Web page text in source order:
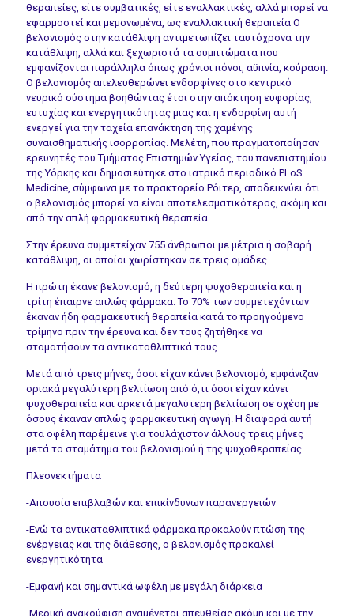
θεραπείες, είτε συμβατικές, είτε εναλλακτικές, αλλά μπορεί να
εφαρμοστεί και μεμονωμένα, ως εναλλακτική θεραπεία Ο
βελονισμός στην κατάθλιψη αντιμετωπίζει ταυτόχρονα την
κατάθλιψη, αλλά και ξεχωριστά τα συμπτώματα που
εμφανίζονται παράλληλα όπως χρόνιοι πόνοι, αϋπνία, κούραση.
Ο βελονισμός απελευθερώνει ενδορφίνες στο κεντρικό
νευρικό σύστημα βοηθώντας έτσι στην απόκτηση ευφορίας,
ευτυχίας και ενεργητικότητας μιας και η ενδορφίνη αυτή
ενεργεί για την ταχεία επανάκτηση της χαμένης
συναισθηματικής ισορροπίας. Mελέτη, που πραγματοποίησαν
ερευνητές του Τμήματος Επιστημών Υγείας, του πανεπιστημίου
της Υόρκης και δημοσιεύτηκε στο ιατρικό περιοδικό PLoS
Medicine, σύμφωνα με το πρακτορείο Ρόιτερ, αποδεικνύει ότι
ο βελονισμός μπορεί να είναι αποτελεσματικότερος, ακόμη και
από την απλή φαρμακευτική θεραπεία.
Στην έρευνα συμμετείχαν 755 άνθρωποι με μέτρια ή σοβαρή
κατάθλιψη, οι οποίοι χωρίστηκαν σε τρεις ομάδες.
Η πρώτη έκανε βελονισμό, η δεύτερη ψυχοθεραπεία και η
τρίτη έπαιρνε απλώς φάρμακα. Το 70% των συμμετεχόντων
έκαναν ήδη φαρμακευτική θεραπεία κατά το προηγούμενο
τρίμηνο πριν την έρευνα και δεν τους ζητήθηκε να
σταματήσουν τα αντικαταθλιπτικά τους.
Μετά από τρεις μήνες, όσοι είχαν κάνει βελονισμό, εμφάνιζαν
οριακά μεγαλύτερη βελτίωση από ό,τι όσοι είχαν κάνει
ψυχοθεραπεία και αρκετά μεγαλύτερη βελτίωση σε σχέση με
όσους έκαναν απλώς φαρμακευτική αγωγή. Η διαφορά αυτή
στα οφέλη παρέμεινε για τουλάχιστον άλλους τρεις μήνες
μετά το σταμάτημα του βελονισμού ή της ψυχοθεραπείας.
Πλεονεκτήματα
-Απουσία επιβλαβών και επικίνδυνων παρανεργειών
-Ενώ τα αντικαταθλιπτικά φάρμακα προκαλούν πτώση της
ενέργειας και της διάθεσης, ο βελονισμός προκαλεί
ενεργητικότητα
-Εμφανή και σημαντικά ωφέλη με μεγάλη διάρκεια
-Μερική ανακούφιση αναμένεται απευθείας ακόμη και με την